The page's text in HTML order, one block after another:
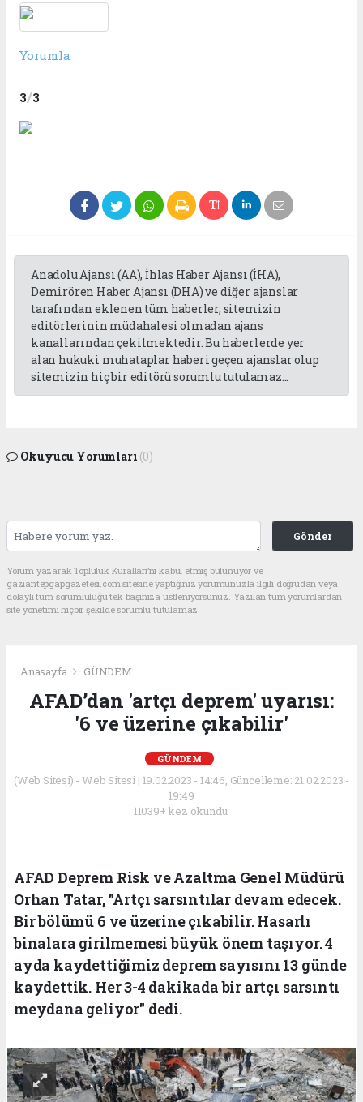
Yorumla
3/3
Anadolu Ajansı (AA), İhlas Haber Ajansı (İHA),
Demirören Haber Ajansı (DHA) ve diğer ajanslar
tarafından eklenen tüm haberler, sitemizin
editörlerinin müdahalesi olmadan ajans
kanallarından çekilmektedir. Bu haberlerde yer
alan hukuki muhataplar haberi geçen ajanslar olup
sitemizin hiç bir editörü sorumlu tutulamaz...
Okuyucu Yorumları (0)
Gönder
Yorum yazarak Topluluk Kuralları’nı kabul etmiş bulunuyor ve
gaziantepgapgazetesi.com sitesine yaptığınız yorumunuzla ilgili doğrudan veya
dolaylı tüm sorumluluğu tek başınıza üstleniyorsunuz. Yazılan tüm yorumlardan
site yönetimi hiçbir şekilde sorumlu tutulamaz.
Anasayfa GÜNDEM
AFAD’dan 'artçı deprem' uyarısı:
'6 ve üzerine çıkabilir'
GÜNDEM
(Web Sitesi) - Web Sitesi | 19.02.2023 - 14:46, Güncelleme: 21.02.2023 -
19:49
11039+ kez okundu.
AFAD Deprem Risk ve Azaltma Genel Müdürü
Orhan Tatar, "Artçı sarsıntılar devam edecek.
Bir bölümü 6 ve üzerine çıkabilir. Hasarlı
binalara girilmemesi büyük önem taşıyor. 4
ayda kaydettiğimiz deprem sayısını 13 günde
kaydettik. Her 3-4 dakikada bir artçı sarsıntı
meydana geliyor" dedi.